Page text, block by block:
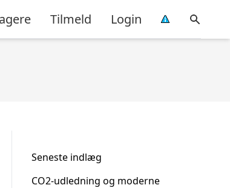
Tilmeld Login
Seneste indlæg
CO2-udledning og moderne